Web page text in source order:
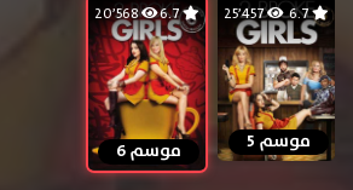
6.7 25٬457
موسم 5
6.7 20٬568
موسم 6